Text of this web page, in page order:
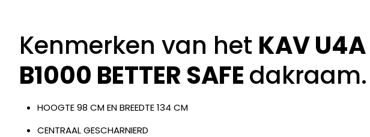
Kenmerken van het KAV U4A
B1000 BETTER SAFEdakraam.
HOOGTE 98 CM EN BREEDTE 134 CM
CENTRAAL GESCHARNIERD